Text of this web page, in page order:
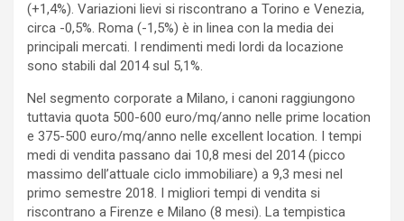
(+1,4%). Variazioni lievi si riscontrano a Torino e Venezia,
circa -0,5%. Roma (-1,5%) è in linea con la media dei
principali mercati. I rendimenti medi lordi da locazione
sono stabili dal 2014 sul 5,1%.
Nel segmento corporate a Milano, i canoni raggiungono
tuttavia quota 500-600 euro/mq/anno nelle prime location
e 375-500 euro/mq/anno nelle excellent location. I tempi
medi di vendita passano dai 10,8 mesi del 2014 (picco
massimo dell’attuale ciclo immobiliare) a 9,3 mesi nel
primo semestre 2018. I migliori tempi di vendita si
riscontrano a Firenze e Milano (8 mesi). La tempistica